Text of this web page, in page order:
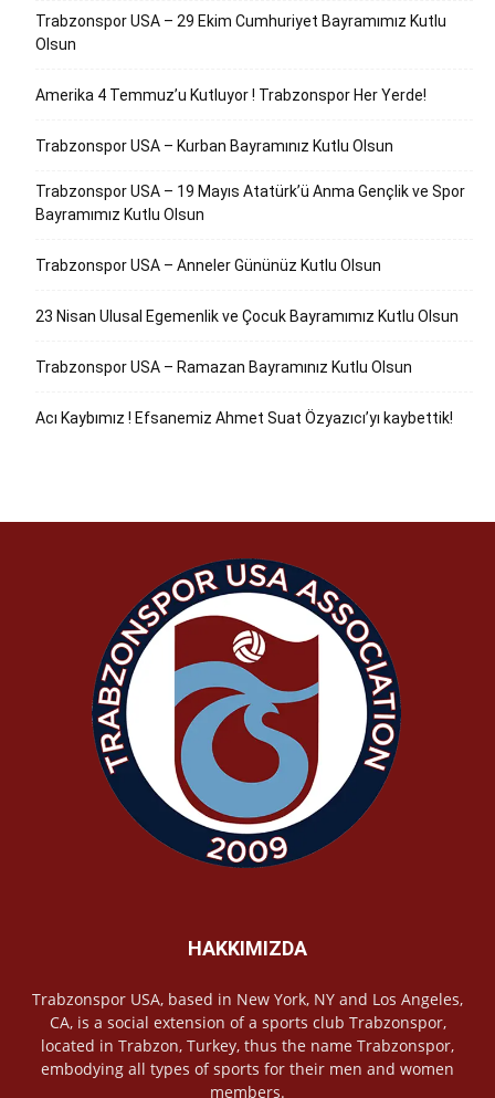
Trabzonspor USA – 29 Ekim Cumhuriyet Bayramımız Kutlu
Olsun
Amerika 4 Temmuz’u Kutluyor ! Trabzonspor Her Yerde!
Trabzonspor USA – Kurban Bayramınız Kutlu Olsun
Trabzonspor USA – 19 Mayıs Atatürk’ü Anma Gençlik ve Spor
Bayramımız Kutlu Olsun
Trabzonspor USA – Anneler Gününüz Kutlu Olsun
23 Nisan Ulusal Egemenlik ve Çocuk Bayramımız Kutlu Olsun
Trabzonspor USA – Ramazan Bayramınız Kutlu Olsun
Acı Kaybımız ! Efsanemiz Ahmet Suat Özyazıcı’yı kaybettik!
HAKKIMIZDA
Trabzonspor USA, based in New York, NY and Los Angeles,
CA, is a social extension of a sports club Trabzonspor,
located in Trabzon, Turkey, thus the name Trabzonspor,
embodying all types of sports for their men and women
members.